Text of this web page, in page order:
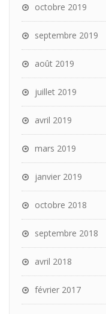
octobre 2019
septembre 2019
août 2019
juillet 2019
avril 2019
mars 2019
janvier 2019
octobre 2018
septembre 2018
avril 2018
février 2017